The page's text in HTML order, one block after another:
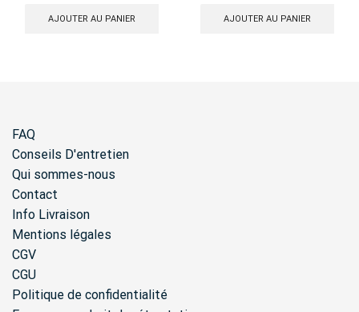
AJOUTER AU PANIER AJOUTER AU PANIER
FAQ
Conseils D'entretien
Qui sommes-nous
Contact
Info Livraison
Mentions légales
CGV
CGU
Politique de confidentialité